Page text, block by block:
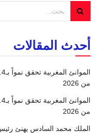
أحدث المقالات
من 2026
من 2026
الملك محمد السادس يهنئ